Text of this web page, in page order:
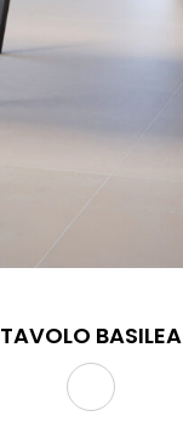
TAVOLO BASILEA